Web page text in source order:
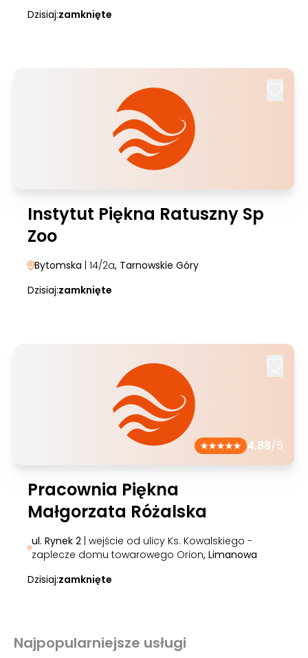
Dzisiaj:zamknięte
Instytut Piękna Ratuszny Sp
Zoo
Bytomska | 14/2a, Tarnowskie Góry
Dzisiaj:zamknięte
4.88/5
Pracownia Piękna
Małgorzata Różalska
ul. Rynek 2| wejście od ulicy Ks. Kowalskiego -
zaplecze domu towarowego Orion, Limanowa
Dzisiaj:zamknięte
Najpopularniejsze usługi